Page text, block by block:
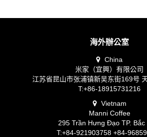
海外辦公室
China
米家（宜興）有限公司
江苏省昆山市张浦镇新吴东街169号
T:+86-18915731216
Vietnam
Manni Coffee
295 Trần Hưng Đạo TP. Bắc
T:+84-921903758 +84-